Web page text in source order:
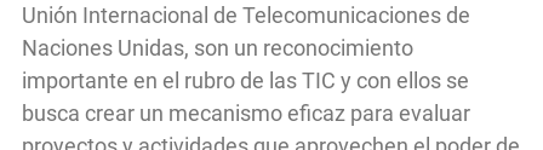
Unión Internacional de Telecomunicaciones de
Naciones Unidas, son un reconocimiento
importante en el rubro de las TIC y con ellos se
busca crear un mecanismo eficaz para evaluar